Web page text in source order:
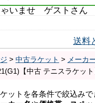
ゃいませ ゲストさん
送料
> 中古ラケット > メーカ
【中古 テニスラケット